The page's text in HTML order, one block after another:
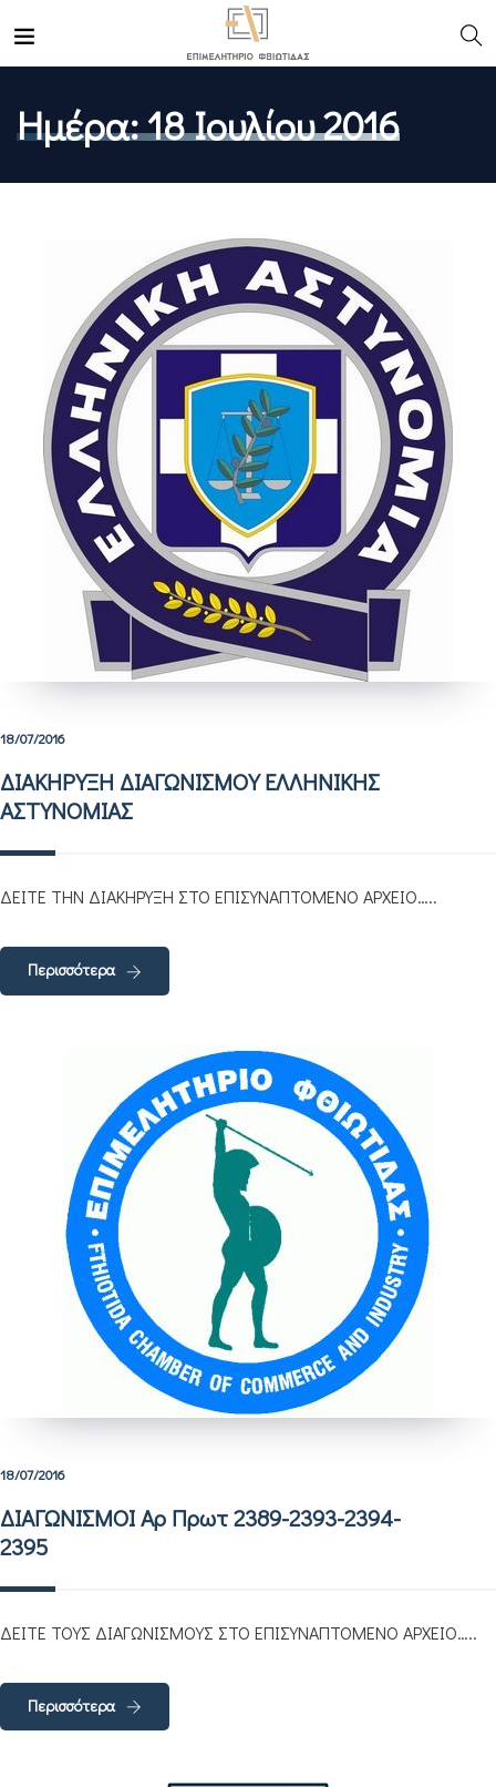
Ημέρα:18 Ιουλίου 2016
18/07/2016
ΔΙΑΚΗΡΥΞΗ ΔΙΑΓΩΝΙΣΜΟΥ ΕΛΛΗΝΙΚΗΣ
ΑΣΤΥΝΟΜΙΑΣ
ΔΕΙΤΕ ΤΗΝ ΔΙΑΚΗΡΥΞΗ ΣΤΟ ΕΠΙΣΥΝΑΠΤΟΜΕΝΟ ΑΡΧΕΙΟ…..
Περισσότερα
18/07/2016
ΔΙΑΓΩΝΙΣΜΟΙ Αρ Πρωτ 2389-2393-2394-
2395
ΔΕΙΤΕ ΤΟΥΣ ΔΙΑΓΩΝΙΣΜΟΥΣ ΣΤΟ ΕΠΙΣΥΝΑΠΤΟΜΕΝΟ ΑΡΧΕΙΟ…..
Περισσότερα